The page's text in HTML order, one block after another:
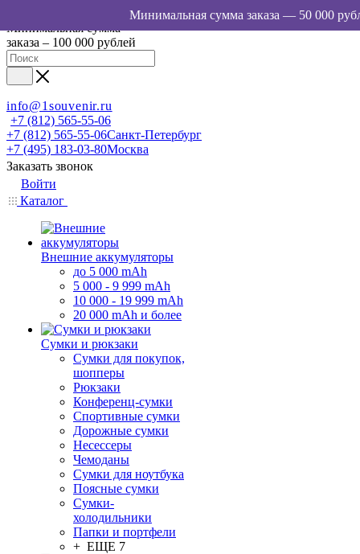
Минимальная сумма
заказа – 100 000 рублей
info@1souvenir.ru
+7 (812) 565-55-06
+7 (812) 565-55-06Санкт-Петербург
+7 (495) 183-03-80Москва
Заказать звонок
Войти
Каталог
Внешние аккумуляторы
до 5 000 mAh
5 000 - 9 999 mAh
10 000 - 19 999 mAh
20 000 mAh и более
Сумки и рюкзаки
Сумки для покупок,
шопперы
Рюкзаки
Конференц-сумки
Спортивные сумки
Дорожные сумки
Несессеры
Чемоданы
Сумки для ноутбука
Поясные сумки
Сумки-
холодильники
Папки и портфели
+ ЕЩЕ 7